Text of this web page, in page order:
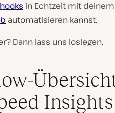
in Echtzeit mit
automatisieren kannst.
Dann lass uns loslegen.